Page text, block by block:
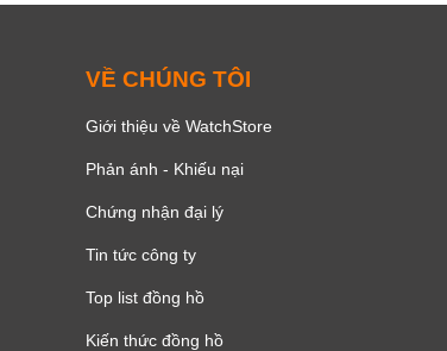
VỀ CHÚNG TÔI
Giới thiệu về WatchStore
Phản ánh - Khiếu nại
Chứng nhận đại lý
Tin tức công ty
Top list đồng hồ
Kiến thức đồng hồ